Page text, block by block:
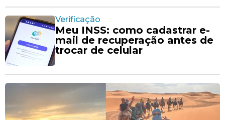
Verificação
Meu INSS: como cadastrar e-
mail de recuperação antes de
trocar de celular